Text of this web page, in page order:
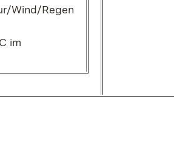
Wind/Regen
im